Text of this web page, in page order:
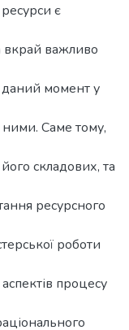
є
вкрай важливо
даний момент у
Саме тому,
складових, та
ресурсного
роботи
процесу